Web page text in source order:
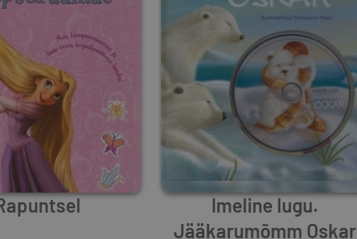
Imeline lugu.
Jääkarumõmm Oskar